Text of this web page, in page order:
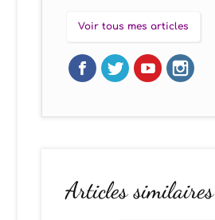
Voir tous mes articles
Articles similaires